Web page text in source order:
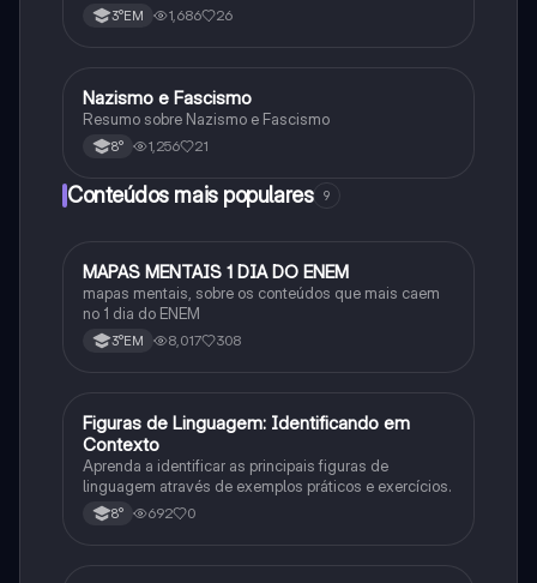
3°EM 1,686 26
História
Nazismo e Fascismo
Resumo sobre Nazismo e Fascismo
8° 1,256 21
Conteúdos mais populares 9
Português
MAPAS MENTAIS 1 DIA DO ENEM
mapas mentais, sobre os conteúdos que mais caem
no 1 dia do ENEM
3°EM 8,017 308
FPortuguês
Figuras de Linguagem: Identificando em
Contexto
Aprenda a identificar as principais figuras de
linguagem através de exemplos práticos e exercícios.
8° 692 0